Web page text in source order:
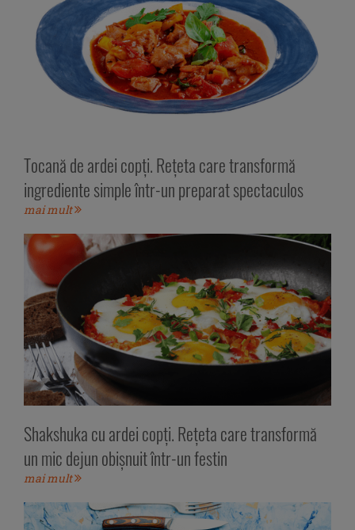
Tocană de ardei copți. Rețeta care transformă
ingrediente simple într-un preparat spectaculos
mai mult
Shakshuka cu ardei copți. Rețeta care transformă
un mic dejun obișnuit într-un festin
mai mult